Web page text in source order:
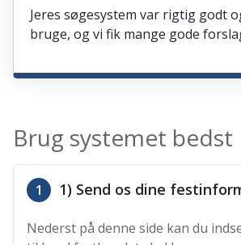
Jeres søgesystem var rigtig godt
bruge, og vi fik mange gode
Brug systemet bedst
1 1) Send os dine
Nederst på denne side kan du